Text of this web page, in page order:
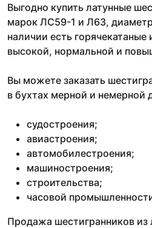
Выгодно купить латунные
марок ЛС59-1 и Л63,
наличии есть
высокой, нормальной и
Вы можете заказать
в бухтах мерной и немерной
судостроения;
авиастроения;
автомобилестроения;
машиностроения;
строительства;
часовой
Продажа шестигранников из